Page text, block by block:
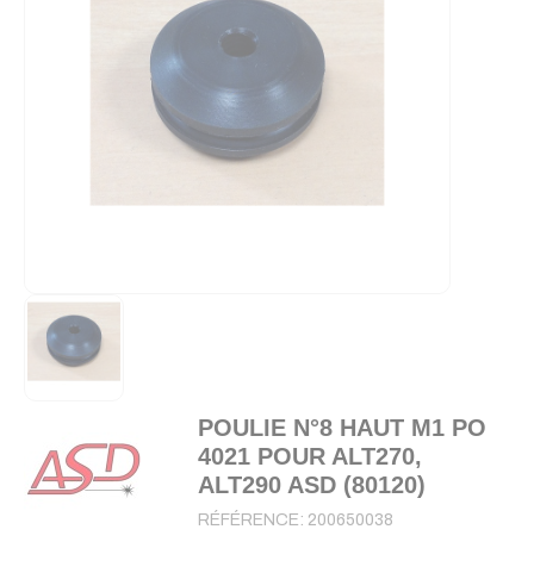
POULIE N°8 HAUT M1 PO
4021 POUR ALT270,
ALT290 ASD (80120)
RÉFÉRENCE: 200650038